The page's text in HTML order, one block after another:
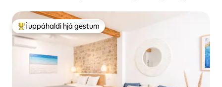
Í mestu uppáhaldi hjá gestum
Í uppáhaldi hjá gestum